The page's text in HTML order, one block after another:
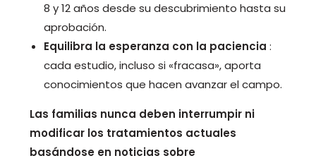
8 y 12 años desde su descubrimiento hasta su
aprobación.
Equilibra la esperanza con la paciencia :
cada estudio, incluso si «fracasa», aporta
conocimientos que hacen avanzar el campo.
Las familias nunca deben interrumpir ni
modificar los tratamientos actuales
basándose en noticias sobre